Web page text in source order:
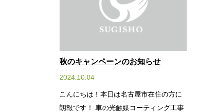
秋のキャンペーンのお知らせ
2024.10.04
こんにちは！本日は名古屋市在住の方に
朗報です！ 車の光触媒コーティング工事